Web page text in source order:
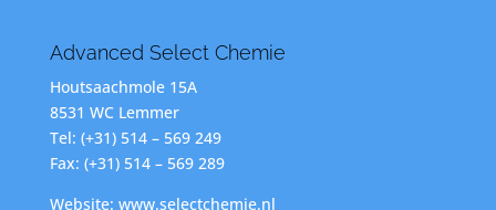
Advanced Select Chemie
Houtsaachmole 15A
8531 WC Lemmer
Tel: (+31) 514 – 569 249
Fax: (+31) 514 – 569 289
Website: www.selectchemie.nl